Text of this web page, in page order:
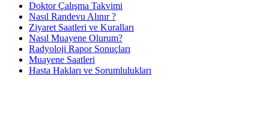
Doktor Çalışma Takvimi
Nasıl Randevu Alınır ?
Ziyaret Saatleri ve Kuralları
Nasıl Muayene Olurum?
Radyoloji Rapor Sonuçları
Muayene Saatleri
Hasta Hakları ve Sorumlulukları